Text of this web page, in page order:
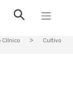
Clínico >
Cultivo